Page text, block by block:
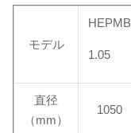
モデル
HEPMB
1.05
直径
（mm）
1050